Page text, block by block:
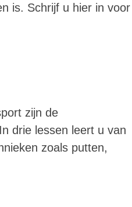
is. Schrijf u hier in voor
zijn de
drie lessen leert u van
zoals putten,